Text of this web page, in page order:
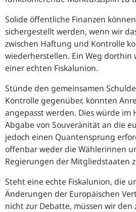
Solide öffentliche Finanzen
sichergestellt werden, wenn wir
zwischen Haftung und Kontrolle
wiederherstellen. Ein Weg dorthin
einer echten Fiskalunion.
Stünde den gemeinsamen
Kontrolle gegenüber, könnten
angepasst werden. Dies würde im
Abgabe von Souveränität an die
jedoch einen Quantensprung
offenbar weder die Wählerinnen
Regierungen der Mitgliedstaaten
Steht eine echte Fiskalunion, die
Änderungen der Europäischen
nicht zur Debatte, müssen wir den